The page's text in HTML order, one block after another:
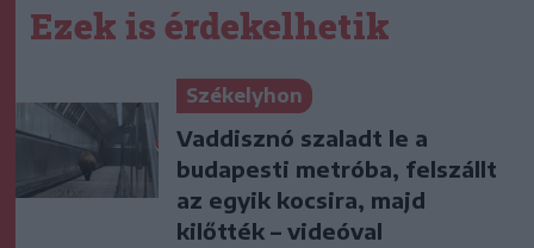
Ezek is érdekelhetik
Székelyhon
Vaddisznó szaladt le a
budapesti metróba, felszállt
az egyik kocsira, majd
kilőtték – videóval